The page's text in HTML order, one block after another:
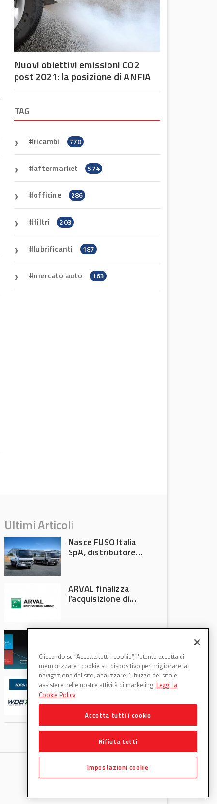
Nuovi obiettivi emissioni CO2
post 2021: la posizione di ANFIA
TAG
ricambi 770
aftermarket 574
officine 286
filtri 203
lubrificanti 187
mercato auto 163
Ultimi Articoli
Nasce FUSO Italia
SpA, distributore
ARVAL finalizza
l’acquisizione di
Francoforte 2026
WDB Automotive
(Axitecnica) e Di.Pa.
Sport entrano in
ADIRA
Cliccando su “Accetta tutti i cookie”, l'utente accetta di
memorizzare i cookie sul dispositivo per migliorare la
navigazione del sito, analizzare l'utilizzo del sito e
assistere nelle nostre attività di marketing. Leggi la
Cookie Policy
Accetta tutti i cookie
Rifiuta tutti
Impostazioni cookie